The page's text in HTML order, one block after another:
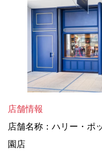
店舗情報
店舗名称： ハリー・ポ
園店